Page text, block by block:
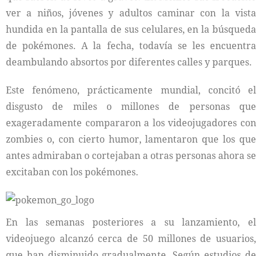
ver a niños, jóvenes y adultos caminar con la vista
hundida en la pantalla de sus celulares, en la búsqueda
de pokémones. A la fecha, todavía se les encuentra
deambulando absortos por diferentes calles y parques.
Este fenómeno, prácticamente mundial, concitó el
disgusto de miles o millones de personas que
exageradamente compararon a los videojugadores con
zombies o, con cierto humor, lamentaron que los que
antes admiraban o cortejaban a otras personas ahora se
excitaban con los pokémones.
En las semanas posteriores a su lanzamiento, el
videojuego alcanzó cerca de 50 millones de usuarios,